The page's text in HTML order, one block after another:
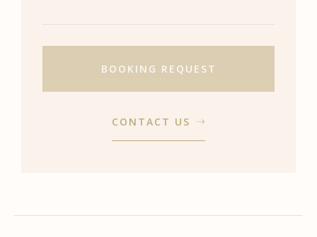
BOOKING REQUEST
CONTACT US